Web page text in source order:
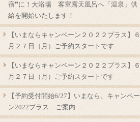
宿❞に！大浴場 客室露天風呂へ「温泉」供
給を開始いたします！
【いまならキャンペーン２０２２プラス】６
月２７日（月）ご予約スタートです
【いまならキャンペーン２０２２プラス】６
月２７日（月）ご予約スタートです
【予約受付開始6/27】いまなら。キャンペー
ン2022プラス ご案内